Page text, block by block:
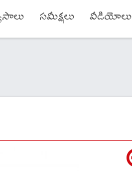
సమీక్షలు వీడియోలు